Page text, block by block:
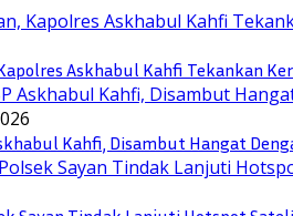
Askhabul Kahfi Tekankan
Kahfi, Disambut Hangat